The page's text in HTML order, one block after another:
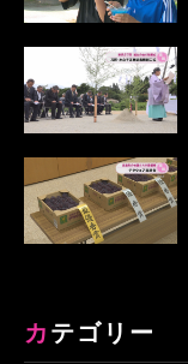
カテゴリー